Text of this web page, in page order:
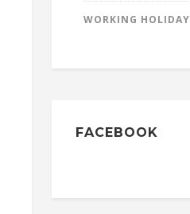
WORKING HOLIDAY
FACEBOOK